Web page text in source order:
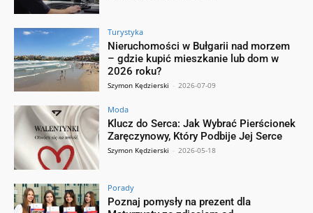
Turystyka
Nieruchomości w Bułgarii nad morzem
– gdzie kupić mieszkanie lub dom w
2026 roku?
Szymon Kędzierski - 2026-07-09
Moda
Klucz do Serca: Jak Wybrać Pierścionek
Zaręczynowy, Który Podbije Jej Serce
Szymon Kędzierski - 2026-05-18
Porady
Poznaj pomysły na prezent dla